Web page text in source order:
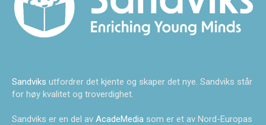
Sandviks utfordrer det kjente og skaper det nye. Sandviks står
for høy kvalitet og troverdighet.
Sandviks er en del av AcadeMedia som er et av Nord-Europas